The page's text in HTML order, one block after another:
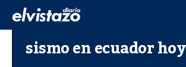
sismo en ecuador hoy